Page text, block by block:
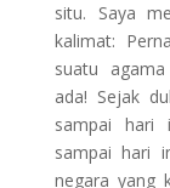
situ. Saya
kalimat:
suatu
ada! Sejak
sampai hari
sampai hari
negara yang